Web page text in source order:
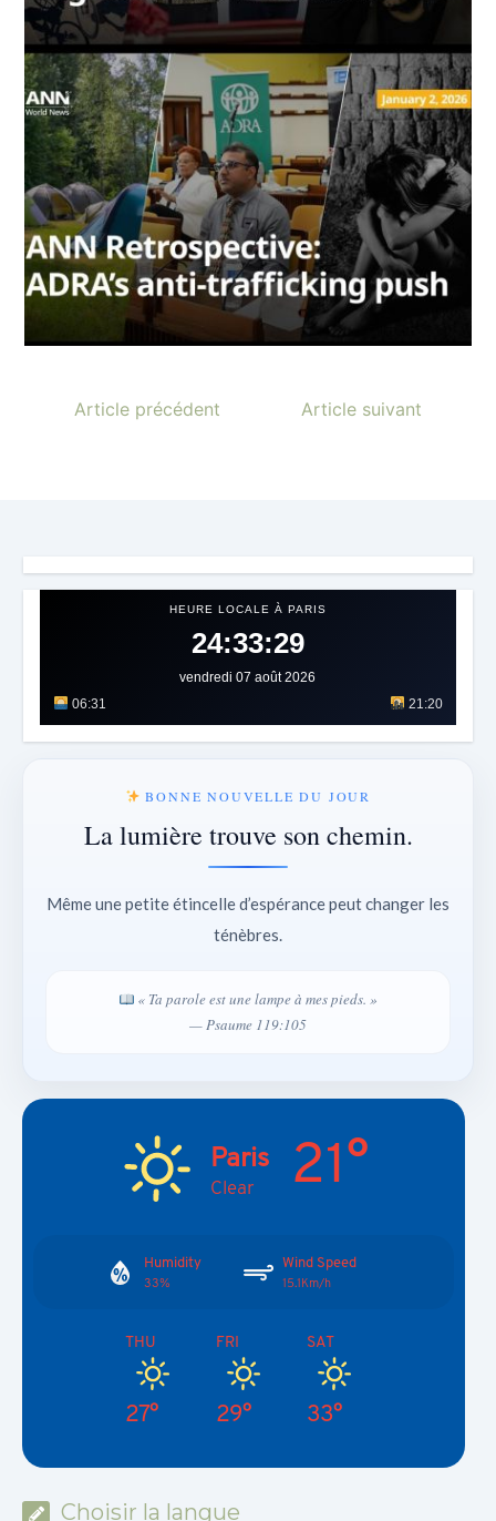
Article précédent Article suivant
HEURE LOCALE À PARIS
24:33:33
vendredi 07 août 2026
06:31
21:20
BONNE NOUVELLE DU JOUR
La lumière trouve son chemin.
Même une petite étincelle d’espérance peut changer les
ténèbres.
« Ta parole est une lampe à mes pieds. »
— Psaume 119:105
Paris
Clear 21°
Humidity
33%
Wind Speed
15.1Km/h
THU
27°
FRI
29°
SAT
33°
Choisir la langue